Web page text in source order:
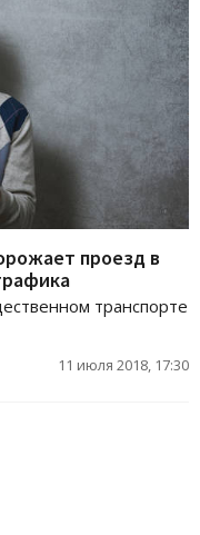
проезд в
транспорте
11 июля 2018, 17:30